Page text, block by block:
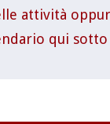
attività
qui sotto